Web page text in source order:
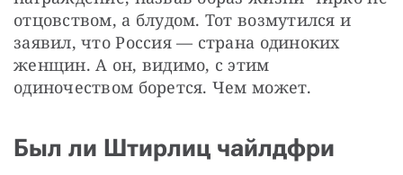
отцовством, а блудом. Тот возмутился и
заявил, что Россия — страна одиноких
женщин. А он, видимо, с этим
одиночеством борется. Чем может.
Был ли Штирлиц чайлдфри